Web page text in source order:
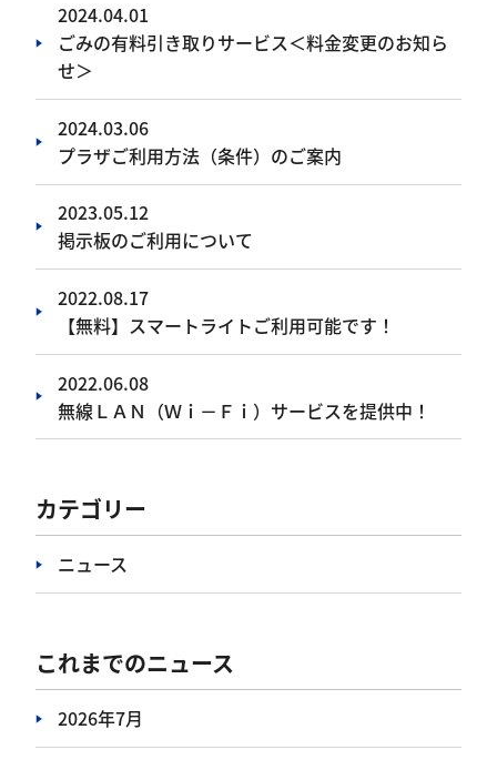
2024.04.01
ごみの有料引き取りサービス＜料金変更のお知ら
せ＞
2024.03.06
プラザご利用方法（条件）のご案内
2023.05.12
掲示板のご利用について
2022.08.17
【無料】スマートライトご利用可能です！
2022.06.08
無線ＬＡＮ（Ｗｉ－Ｆｉ）サービスを提供中！
カテゴリー
ニュース
これまでのニュース
2026年7月